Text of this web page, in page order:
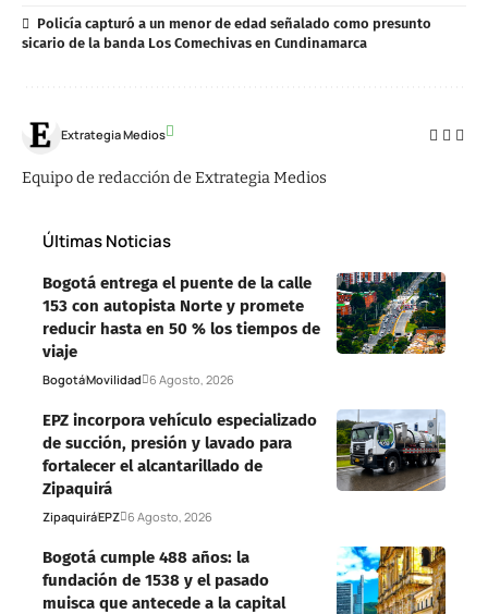
Policía capturó a un menor de edad señalado como presunto
sicario de la banda Los Comechivas en Cundinamarca
Extrategia Medios
Equipo de redacción de Extrategia Medios
Últimas Noticias
Bogotá entrega el puente de la calle
153 con autopista Norte y promete
reducir hasta en 50 % los tiempos de
viaje
BogotáMovilidad 6 Agosto, 2026
EPZ incorpora vehículo especializado
de succión, presión y lavado para
fortalecer el alcantarillado de
Zipaquirá
ZipaquiráEPZ 6 Agosto, 2026
Bogotá cumple 488 años: la
fundación de 1538 y el pasado
muisca que antecede a la capital